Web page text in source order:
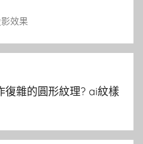
效果
復雜的圓形紋理? ai紋樣